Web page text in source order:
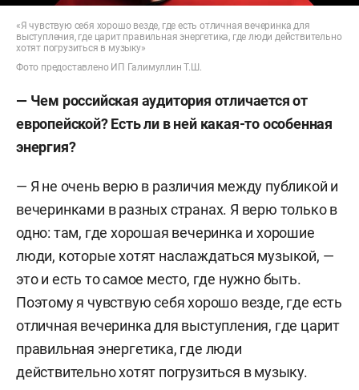
«Я чувствую себя хорошо везде, где есть отличная вечеринка для
выступления, где царит правильная энергетика, где люди действительно
хотят погрузиться в музыку»
Фото предоставлено ИП Галимуллин Т.Ш.
— Чем российская аудитория отличается от
европейской? Есть ли в ней какая-то особенная
энергия?
— Я не очень верю в различия между публикой и
вечеринками в разных странах. Я верю только в
одно: там, где хорошая вечеринка и хорошие
люди, которые хотят наслаждаться музыкой, —
это и есть то самое место, где нужно быть.
Поэтому я чувствую себя хорошо везде, где есть
отличная вечеринка для выступления, где царит
правильная энергетика, где люди
действительно хотят погрузиться в музыку.